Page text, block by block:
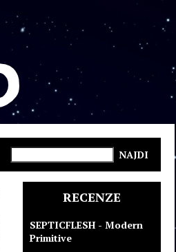
RECENZE
SEPTICFLESH - Modern
Primitive